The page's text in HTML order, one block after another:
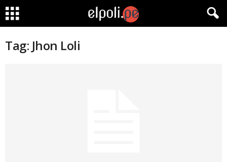
Tag: Jhon Loli